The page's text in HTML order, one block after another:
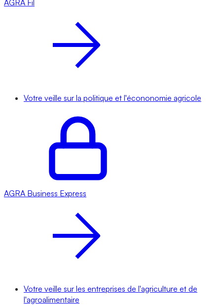
AGRA Fil
Votre veille sur la politique et l'écononomie agricole
AGRA Business Express
Votre veille sur les entreprises de l'agriculture et de
l'agroalimentaire